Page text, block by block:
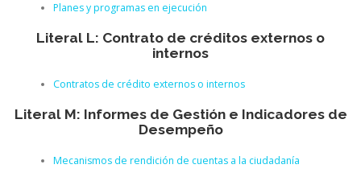
Planes y programas en ejecución
Literal L: Contrato de créditos externos o
internos
Contratos de crédito externos o internos
Literal M: Informes de Gestión e Indicadores de
Desempeño
Mecanismos de rendición de cuentas a la ciudadanía